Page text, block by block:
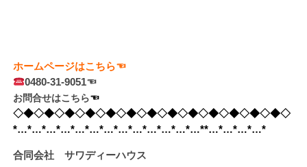
ホームページはこちら☜
0480-31-9051☜
お問合せはこちら☜
◇◆◇◆◇◆◇◆◇◆◇◆◇◆◇◆◇◆◇◆◇◆◇◆◇◆◇
*…*…*…*…*…*…*…*…*…*…*…*…*…**…*…*…*…*
合同会社 サワディーハウス